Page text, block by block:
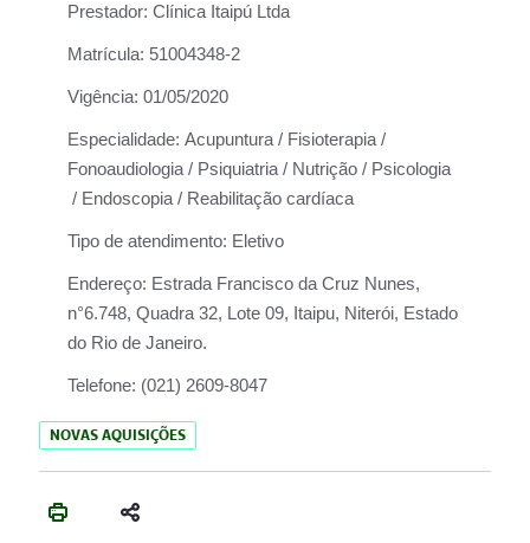
Prestador: Clínica Itaipú Ltda
Matrícula: 51004348-2
Vigência: 01/05/2020
Especialidade: Acupuntura / Fisioterapia /
Fonoaudiologia / Psiquiatria / Nutrição / Psicologia
/ Endoscopia / Reabilitação cardíaca
Tipo de atendimento: Eletivo
Endereço: Estrada Francisco da Cruz Nunes,
n°6.748, Quadra 32, Lote 09, Itaipu, Niterói, Estado
do Rio de Janeiro.
Telefone: (021) 2609-8047
NOVAS AQUISIÇÕES